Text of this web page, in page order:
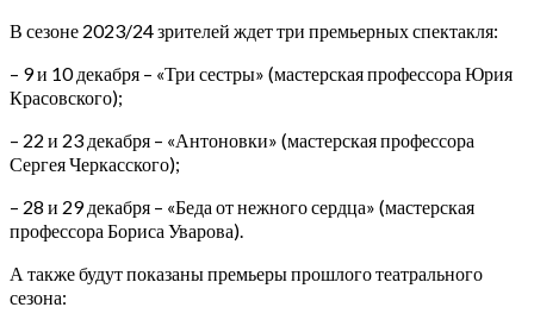
В сезоне 2023/24 зрителей ждет три премьерных спектакля:
– 9 и 10 декабря – «Три сестры» (мастерская профессора Юрия
Красовского);
– 22 и 23 декабря – «Антоновки» (мастерская профессора
Сергея Черкасского);
– 28 и 29 декабря – «Беда от нежного сердца» (мастерская
профессора Бориса Уварова).
А также будут показаны премьеры прошлого театрального
сезона: